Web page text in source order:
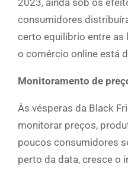
2023, ainda sob os
consumidores
certo equilíbrio entre as
o comércio online está
Monitoramento de
Às vésperas da Black
monitorar preços,
poucos consumidores
perto da data, cresce o